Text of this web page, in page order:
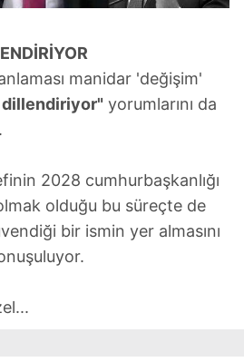
manidar 'değişim'
dillendiriyor" yorumlarını da
2028 cumhurbaşkanlığı
olduğu bu süreçte de
bir ismin yer almasını